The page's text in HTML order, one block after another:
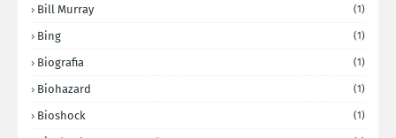
Bill Murray (1)
Bing (1)
Biografia (1)
Biohazard (1)
Bioshock (1)